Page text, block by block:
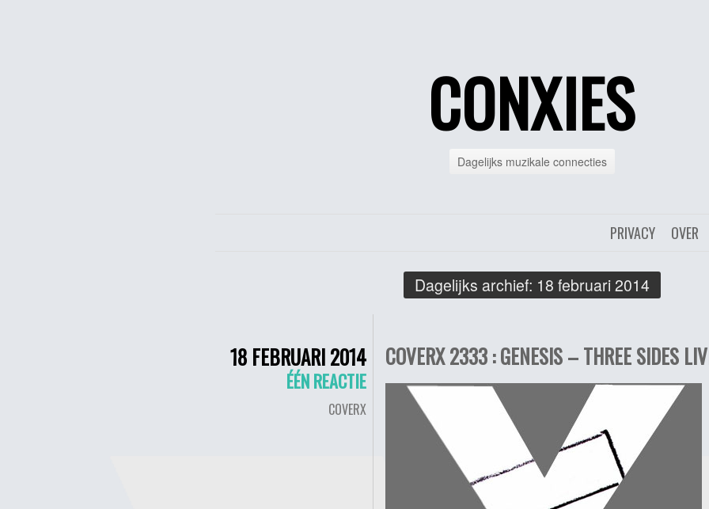
CONXIES
Dagelijks muzikale connecties
OVER
PRIVACY
Dagelijks archief: 18 februari 2014
18 FEBRUARI 2014
ÉÉN REACTIE
COVERX
COVERX 2333 : GENESIS – THREE SIDES